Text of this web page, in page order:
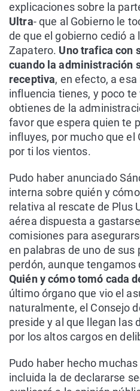
explicaciones sobre la
Ultra- que al Gobierno le
de que el gobierno cedió a
Zapatero. Uno trafica con
cuando la administración
receptiva, en efecto, a
influencia tienes, y poco te
obtienes de la
favor que espera quien te
influyes, por mucho que el
por ti los vientos.
Pudo haber anunciado
interna sobre quién y
relativa al rescate de Plus
aérea dispuesta a
comisiones para
en palabras de uno de sus
perdón, aunque tengamos
Quién y cómo tomó cada
último órgano que vio el
naturalmente, el Consejo
preside y al que llegan las
por los altos cargos en
Pudo haber hecho
incluida la de declararse